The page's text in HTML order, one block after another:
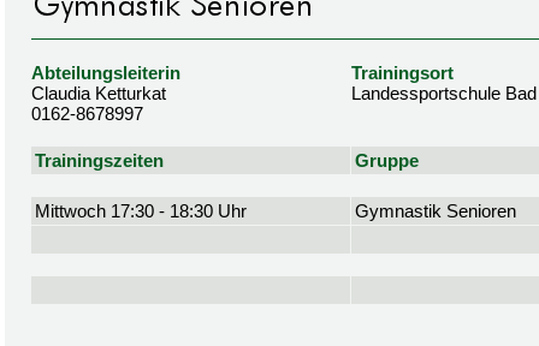
Abteilungsleiterin
Claudia Ketturkat
0162-8678997
Trainingsort
Landessportschule
Trainingszeiten Gruppe
Mittwoch 17:30 - 18:30 Uhr Gymnastik Senioren